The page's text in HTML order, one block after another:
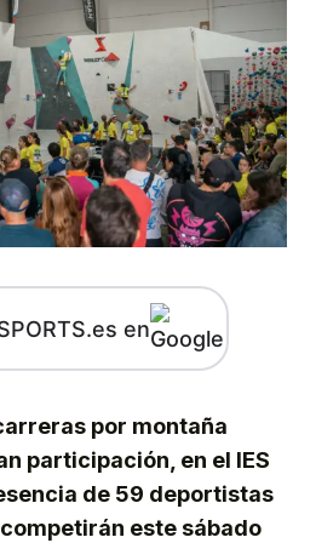
en
por montaña
participación, en el IES
de 59 deportistas
este sábado